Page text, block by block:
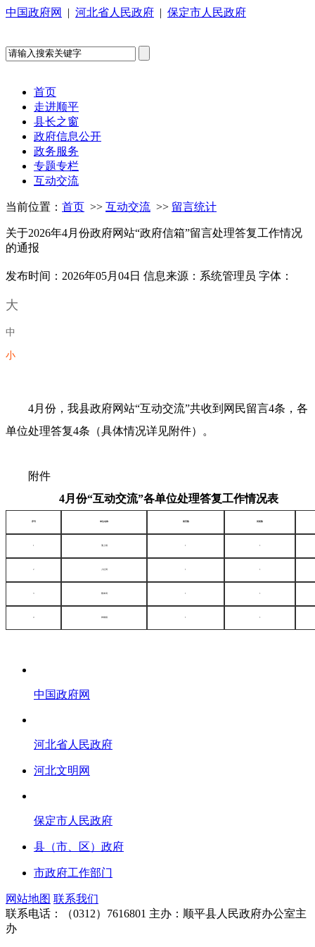
中国政府网 | 河北省人民政府 | 保定市人民政府
首页
走进顺平
县长之窗
政府信息公开
政务服务
专题专栏
互动交流
当前位置： 首页 >> 互动交流 >> 留言统计
关于2026年4月份政府网站“政府信箱”留言处理答复工作情况
的通报
发布时间：2026年05月04日 信息来源：系统管理员 字体：
大
中
小
4月份，我县政府网站“互动交流”共收到网民留言4条，各
单位处理答复4条（具体情况详见附件）。
附件
4月份“互动交流”各单位处理答复工作情况表
序号 单位名称 留言数 回复数
1 蒲上镇 1 1
2 人社局 1 1
3 教体局 1 1
4 神南镇 1 1
中国政府网
河北省人民政府
河北文明网
保定市人民政府
县（市、区）政府
市政府工作部门
网站地图 联系我们
联系电话：（0312）7616801 主办：顺平县人民政府办公室主
办